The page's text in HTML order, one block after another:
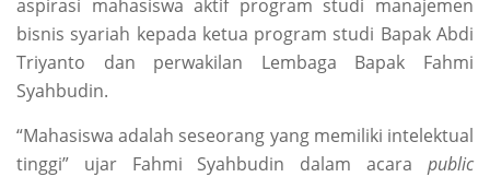
aspirasi mahasiswa aktif program studi manajemen
bisnis syariah kepada ketua program studi Bapak Abdi
Triyanto dan perwakilan Lembaga Bapak Fahmi
Syahbudin.
“Mahasiswa adalah seseorang yang memiliki intelektual
tinggi” ujar Fahmi Syahbudin dalam acara public